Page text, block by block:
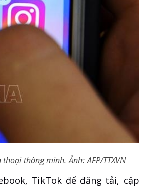
thông minh. Ảnh: AFP/TTXVN
TikTok để đăng tải, cập